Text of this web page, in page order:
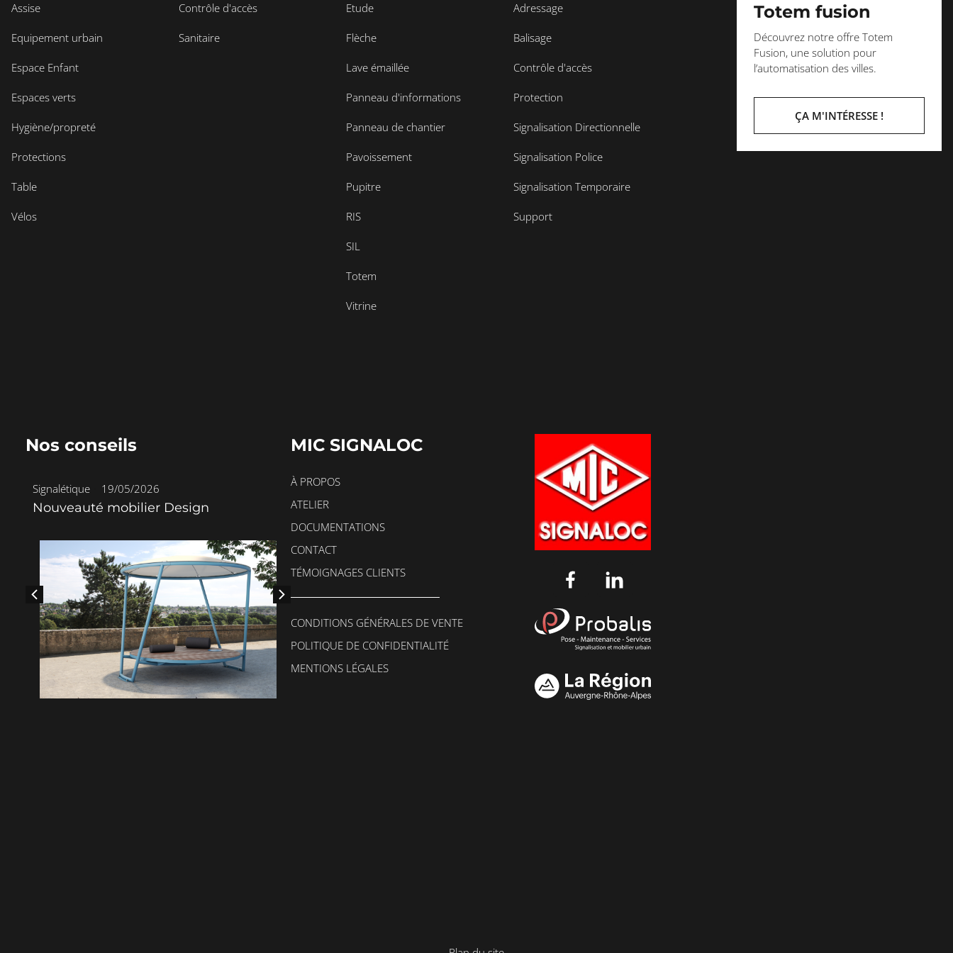
Assise
Equipement urbain
Espace Enfant
Espaces verts
Hygiène/propreté
Protections
Table
Vélos
Contrôle d'accès
Sanitaire
Etude
Flèche
Lave émaillée
Panneau d'informations
Panneau de chantier
Pavoissement
Pupitre
RIS
SIL
Totem
Vitrine
Adressage
Balisage
Contrôle d'accès
Protection
Signalisation Directionnelle
Signalisation Police
Signalisation Temporaire
Support
Totem fusion
Découvrez notre offre Totem
Fusion, une solution pour
l’automatisation des villes.
ÇA M'INTÉRESSE !
Nos conseils
Signalétique 19/05/2026
Nouveauté mobilier Design
Mobilier urbain
JARDINIERE
Mobilier urbain•
DESTOCKAGE MOBILIER URBAIN
MIC SIGNALOC
À PROPOS
ATELIER
DOCUMENTATIONS
CONTACT
TÉMOIGNAGES CLIENTS
CONDITIONS GÉNÉRALES DE VENTE
POLITIQUE DE CONFIDENTIALITÉ
MENTIONS LÉGALES